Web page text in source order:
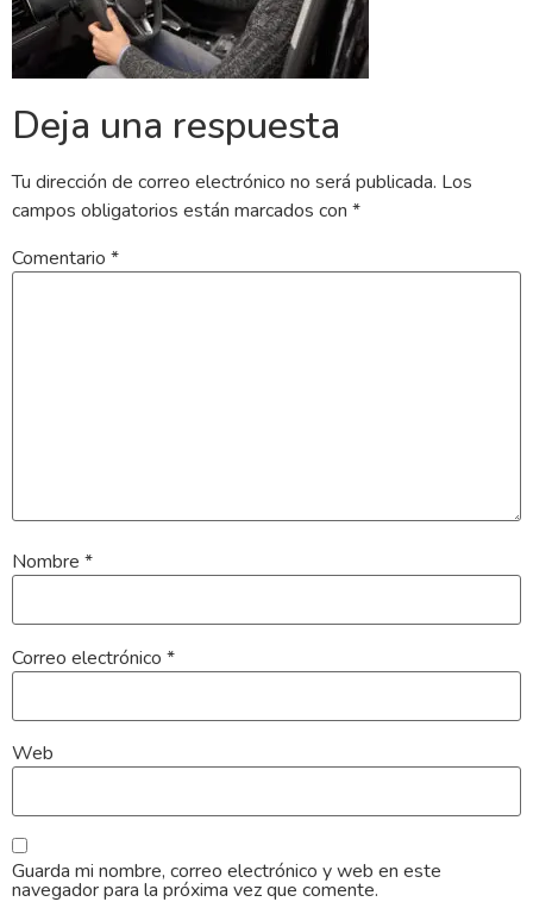
Deja una respuesta
Tu dirección de correo electrónico no será publicada. Los
campos obligatorios están marcados con *
Comentario *
Nombre *
Correo electrónico *
Web
Guarda mi nombre, correo electrónico y web en este
navegador para la próxima vez que comente.